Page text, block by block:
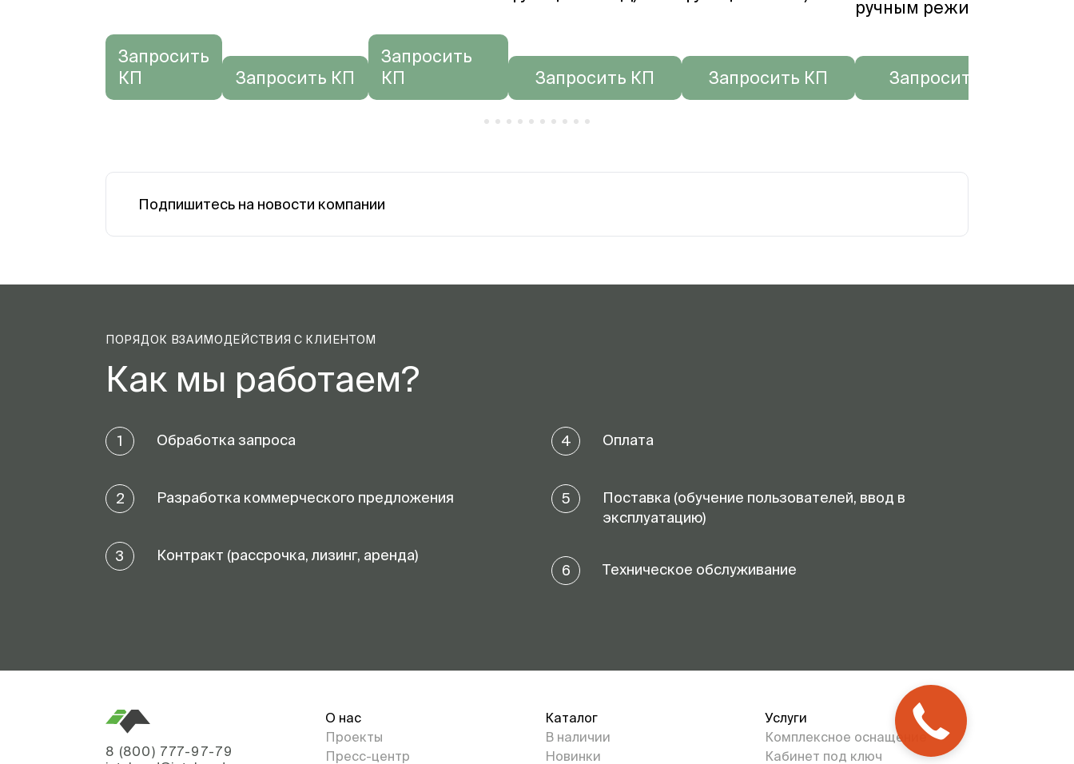
Запросить
КП
Запросить КП
Запросить
КП
Запросить КП Запросить КП
ручным режимом)
Запросить КП
Подпишитесь на новости компании
ПОРЯДОК ВЗАИМОДЕЙСТВИЯ С КЛИЕНТОМ
Как мы работаем?
1 Обработка запроса
2 Разработка коммерческого предложения
3 Контракт (рассрочка, лизинг, аренда)
4 Оплата
5
Поставка (обучение пользователей, ввод в
эксплуатацию)
6 Техническое обслуживание
8 (800) 777-97-79
О нас
Проекты
Пресс-центр
Каталог
В наличии
Новинки
Услуги
Комплексное оснащение
Кабинет под ключ